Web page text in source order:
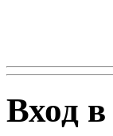
Вход